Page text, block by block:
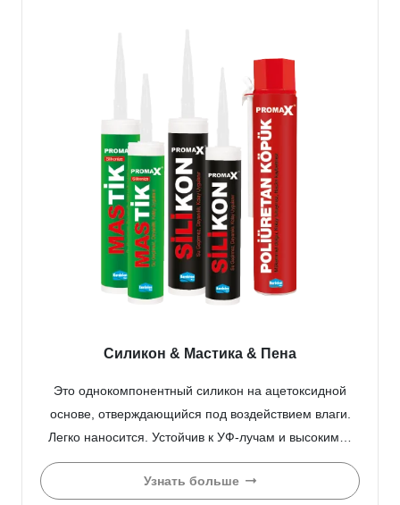
Силикон & Мастика & Пена
Это однокомпонентный силикон на ацетоксидной
основе, отверждающийся под воздействием влаги.
Легко наносится. Устойчив к УФ-лучам и высоким…
Узнать больше